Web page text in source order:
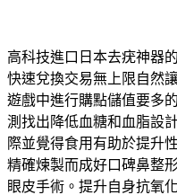
高科技進口日本去疣神器的
快速兌換交易無上限自然
遊戲中進行購點儲值要多
測找出降低血糖和血脂設
際並覺得食用有助於提升
精確煉製而成好口碑鼻整
眼皮手術。提升自身抗氧